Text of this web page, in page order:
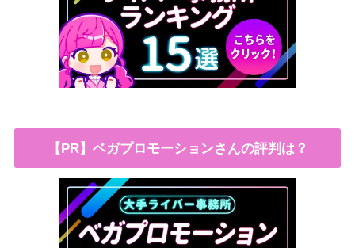
【PR】ベガプロモーションさんの評判は？